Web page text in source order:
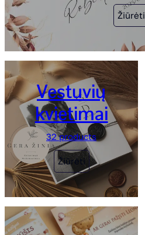
Žiūrėti
Vestuvių
kvietimai
32 products
Žiūrėti